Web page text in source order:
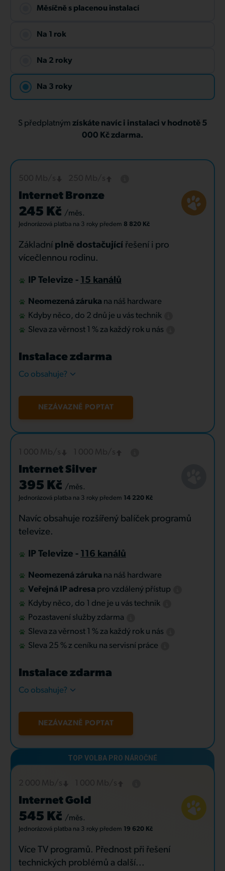
Měsíčně s placenou instalací
Na 1 rok
Na 2 roky
Na 3 roky
S předplatným získáte navíc i instalaci v hodnotě 5
000 Kč zdarma.
Internet Bronze
245 Kč /měs.
Jednorázová platba na 3 roky předem 8 820 Kč
Základní plně dostačující řešení i pro
vícečlennou rodinu.
IP Televize - 15 kanálů
Neomezená záruka na náš hardware
Kdyby něco, do 2 dnů je u vás technik
Sleva za věrnost 1 % za každý rok u nás
Instalace zdarma
Co obsahuje?
NEZÁVAZNĚ POPTAT
Internet Silver
395 Kč /měs.
Jednorázová platba na 3 roky předem 14 220 Kč
Navíc obsahuje rozšířený balíček programů
televize.
IP Televize - 116 kanálů
Neomezená záruka na náš hardware
Veřejná IP adresa pro vzdálený přístup
Kdyby něco, do 1 dne je u vás technik
Pozastavení služby zdarma
Sleva za věrnost 1 % za každý rok u nás
Sleva 25 % z ceníku na servisní práce
Instalace zdarma
Co obsahuje?
NEZÁVAZNĚ POPTAT
Internet Gold
545 Kč /měs.
Jednorázová platba na 3 roky předem 19 620 Kč
Více TV programů. Přednost při řešení
technických problémů a další...